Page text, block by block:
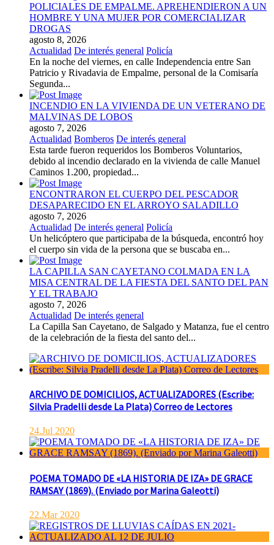
POLICIALES DE EMPALME. APREHENDIERON A UN
HOMBRE Y UNA MUJER POR COMERCIALIZAR
DROGAS
agosto 8, 2026
Actualidad De interés general Policía
En la noche del viernes, en calle Independencia entre San
Patricio y Rivadavia de Empalme, personal de la Comisaría
Segunda...
INCENDIO EN LA VIVIENDA DE UN VETERANO DE
MALVINAS DE LOBOS
agosto 7, 2026
Actualidad Bomberos De interés general
Esta tarde fueron requeridos los Bomberos Voluntarios,
debido al incendio declarado en la vivienda de calle Manuel
Caminos 1.200, propiedad...
ENCONTRARON EL CUERPO DEL PESCADOR
DESAPARECIDO EN EL ARROYO SALADILLO
agosto 7, 2026
Actualidad De interés general Policía
Un helicóptero que participaba de la búsqueda, encontró hoy
el cuerpo sin vida de la persona que se buscaba en...
LA CAPILLA SAN CAYETANO COLMADA EN LA
MISA CENTRAL DE LA FIESTA DEL SANTO DEL PAN
Y EL TRABAJO
agosto 7, 2026
Actualidad De interés general
La Capilla San Cayetano, de Salgado y Matanza, fue el centro
de la celebración de la fiesta del santo del...
ARCHIVO DE DOMICILIOS, ACTUALIZADORES (Escribe:
Silvia Pradelli desde La Plata) Correo de Lectores
24.Jul 2020
POEMA TOMADO DE «LA HISTORIA DE IZA» DE GRACE
RAMSAY (1869). (Enviado por Marina Galeotti)
22.Mar 2020